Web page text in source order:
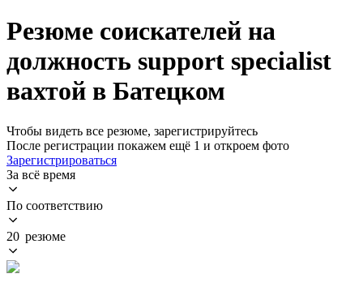
Резюме соискателей на
должность support specialist
вахтой в Батецком
Чтобы видеть все резюме, зарегистрируйтесь
После регистрации покажем ещё 1 и откроем фото
Зарегистрироваться
За всё время
По соответствию
20 резюме